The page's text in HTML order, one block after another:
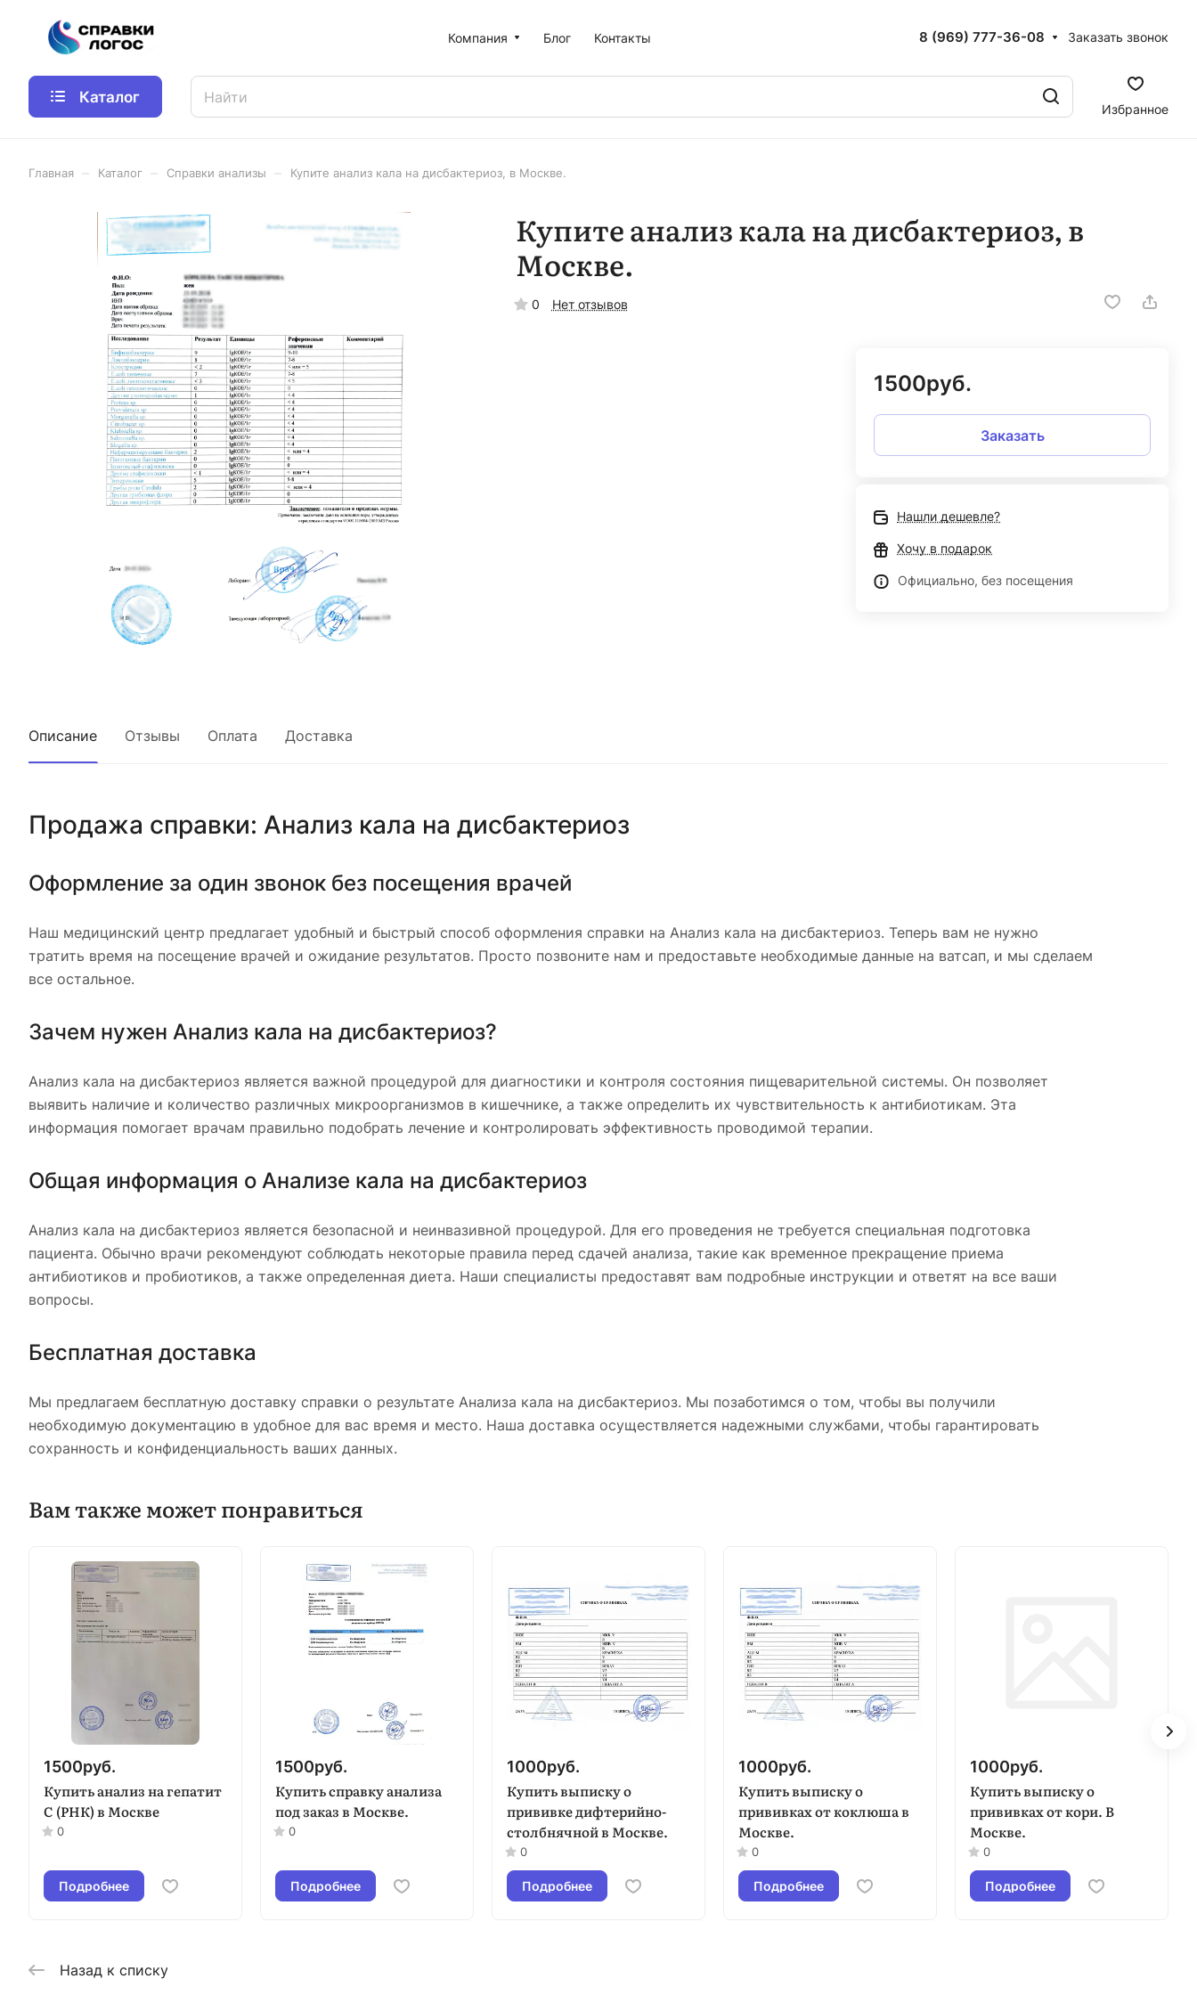
Компания Блог Контакты 8 (969) 777-36-08 Заказать звонок
Каталог
Избранное
Главная Каталог Справки анализы Купите анализ кала на дисбактериоз, в Москве.
Купите анализ кала на дисбактериоз, в
Москве.
0 Нет отзывов
1500руб.
Заказать
Нашли дешевле?
Хочу в подарок
Официально, без посещения
Описание Отзывы Оплата Доставка
Продажа справки: Анализ кала на дисбактериоз
Оформление за один звонок без посещения врачей
Наш медицинский центр предлагает удобный и быстрый способ оформления справки на Анализ кала на дисбактериоз. Теперь вам не нужно
тратить время на посещение врачей и ожидание результатов. Просто позвоните нам и предоставьте необходимые данные на ватсап, и мы сделаем
все остальное.
Зачем нужен Анализ кала на дисбактериоз?
Анализ кала на дисбактериоз является важной процедурой для диагностики и контроля состояния пищеварительной системы. Он позволяет
выявить наличие и количество различных микроорганизмов в кишечнике, а также определить их чувствительность к антибиотикам. Эта
информация помогает врачам правильно подобрать лечение и контролировать эффективность проводимой терапии.
Общая информация о Анализе кала на дисбактериоз
Анализ кала на дисбактериоз является безопасной и неинвазивной процедурой. Для его проведения не требуется специальная подготовка
пациента. Обычно врачи рекомендуют соблюдать некоторые правила перед сдачей анализа, такие как временное прекращение приема
антибиотиков и пробиотиков, а также определенная диета. Наши специалисты предоставят вам подробные инструкции и ответят на все ваши
вопросы.
Бесплатная доставка
Мы предлагаем бесплатную доставку справки о результате Анализа кала на дисбактериоз. Мы позаботимся о том, чтобы вы получили
необходимую документацию в удобное для вас время и место. Наша доставка осуществляется надежными службами, чтобы гарантировать
сохранность и конфиденциальность ваших данных.
Вам также может понравиться
1500руб.
Купить анализ на гепатит
С (РНК) в Москве
0
Подробнее
1500руб.
Купить справку анализа
под заказ в Москве.
0
Подробнее
1000руб.
Купить выписку о
прививке дифтерийно-
столбнячной в Москве.
0
Подробнее
1000руб.
Купить выписку о
прививках от коклюша в
Москве.
0
Подробнее
1000руб.
Купить выписку о
прививках от кори. В
Москве.
0
Подробнее
Назад к списку